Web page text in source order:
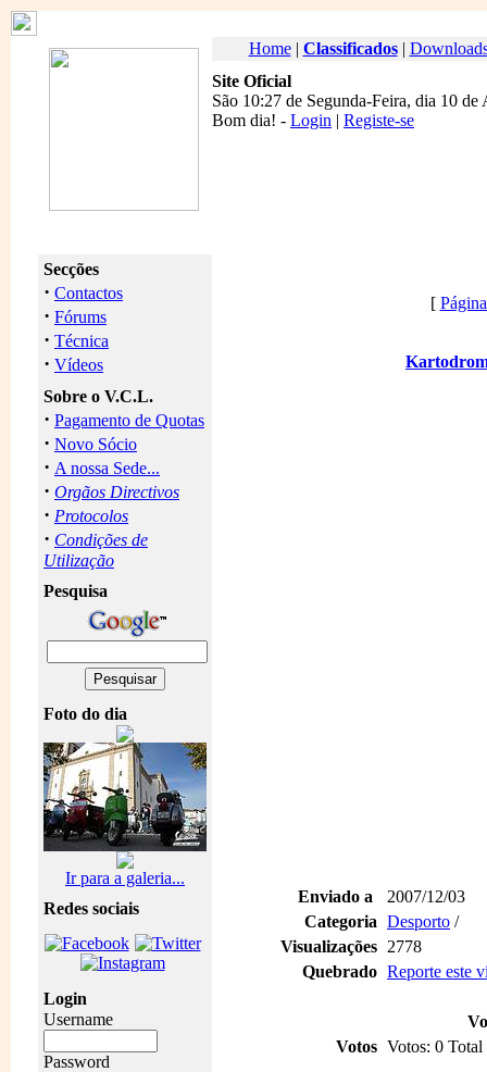
Home| Classificados|
Site Oficial
São 10:27 de Segunda-Feira, dia 10 de
Bom dia! - Login | Registe-se
Secções
· Contactos
· Fórums
· Técnica
· Vídeos
Sobre o V.C.L.
· Pagamento de Quotas
· Novo Sócio
· A nossa Sede...
· Orgãos Directivos
· Protocolos
· Condições de
Utilização
Pesquisa
Foto do dia
Ir para a galeria...
Redes sociais
Login
Username
Password
[
Enviado a
2007/12/03
Categoria Desporto /
Visualizações 2778
Quebrado Reporte este
Votos Votos: 0 Total